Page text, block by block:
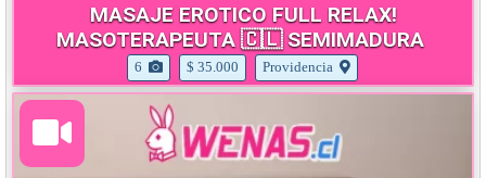
MASAJE EROTICO FULL RELAX!
MASOTERAPEUTA 🇨🇱 SEMIMADURA
6 $ 35.000 Providencia